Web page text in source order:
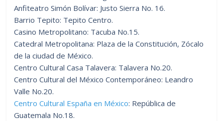
Anfiteatro Simón Bolívar: Justo Sierra No. 16.
Barrio Tepito: Tepito Centro.
Casino Metropolitano: Tacuba No.15.
Catedral Metropolitana: Plaza de la Constitución, Zócalo
de la ciudad de México.
Centro Cultural Casa Talavera: Talavera No.20.
Centro Cultural del México Contemporáneo: Leandro
Valle No.20.
Centro Cultural España en México: República de
Guatemala No.18.